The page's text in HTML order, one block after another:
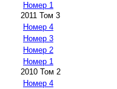
Номер 1
2011 Том 3
Номер 4
Номер 3
Номер 2
Номер 1
2010 Том 2
Номер 4